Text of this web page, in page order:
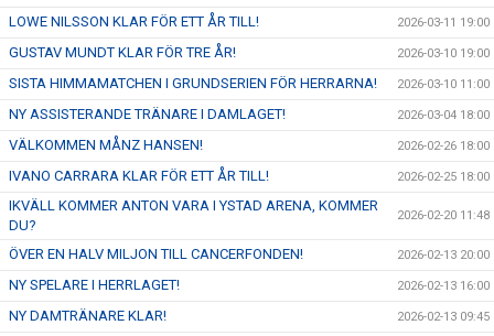
LOWE NILSSON KLAR FÖR ETT ÅR TILL! 2026-03-11 19:00
GUSTAV MUNDT KLAR FÖR TRE ÅR! 2026-03-10 19:00
SISTA HIMMAMATCHEN I GRUNDSERIEN FÖR HERRARNA! 2026-03-10 11:00
NY ASSISTERANDE TRÄNARE I DAMLAGET! 2026-03-04 18:00
VÄLKOMMEN MÅNZ HANSEN! 2026-02-26 18:00
IVANO CARRARA KLAR FÖR ETT ÅR TILL! 2026-02-25 18:00
IKVÄLL KOMMER ANTON VARA I YSTAD ARENA, KOMMER
DU?
2026-02-20 11:48
ÖVER EN HALV MILJON TILL CANCERFONDEN! 2026-02-13 20:00
NY SPELARE I HERRLAGET! 2026-02-13 16:00
NY DAMTRÄNARE KLAR! 2026-02-13 09:45